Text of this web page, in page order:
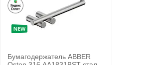
Бумагодержатель ABBER